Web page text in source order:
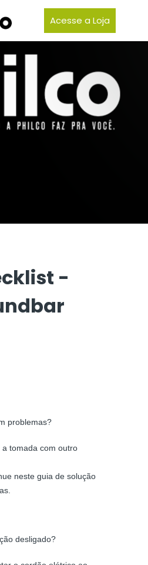
Acesse a Loja
-
problemas?
a tomada com outro
neste guia de solução
desligado?